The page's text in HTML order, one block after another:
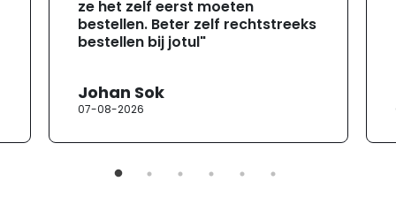
ze het zelf eerst moeten
bestellen. Beter zelf rechtstreeks
bestellen bij jotul"
Johan Sok
07-08-2026